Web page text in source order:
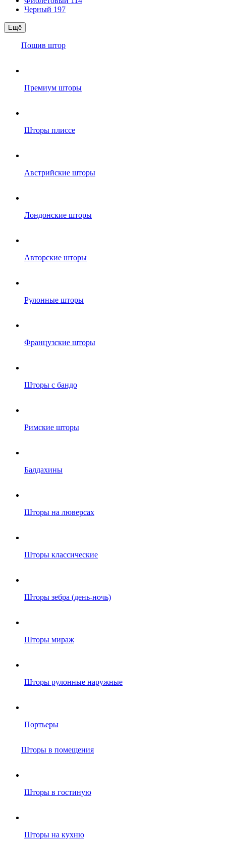
Черный 197
Ещё
Пошив штор
Премиум шторы
Шторы плиссе
Австрийские шторы
Лондонские шторы
Авторские шторы
Рулонные шторы
Французские шторы
Шторы с бандо
Римские шторы
Балдахины
Шторы на люверсах
Шторы классические
Шторы зебра (день-ночь)
Шторы мираж
Шторы рулонные наружные
Портьеры
Шторы в помещения
Шторы в гостиную
Шторы на кухню